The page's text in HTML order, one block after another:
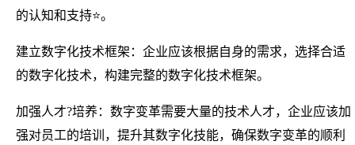
的认知和支持⭐。
建立数字化技术框架：企业应该根据自身的需求，选择合适
的数字化技术，构建完整的数字化技术框架。
加强人才?培养：数字变革需要大量的技术人才，企业应该加
强对员工的培训，提升其数字化技能，确保数字变革的顺利